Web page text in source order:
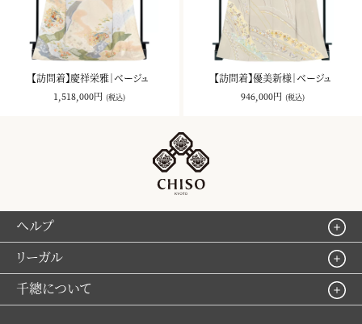
【訪問着】慶祥栄雅｜ベージュ
1,518,000円 (税込)
【訪問着】優美新様｜ベージュ
946,000円 (税込)
ヘルプ
リーガル
千總について